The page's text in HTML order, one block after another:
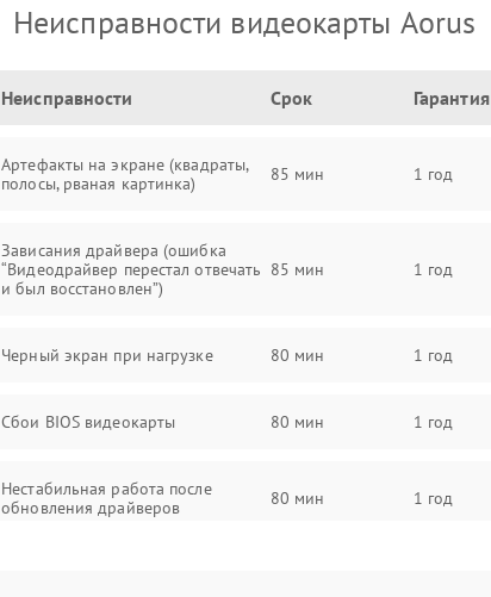
Неисправности видеокарты Aorus
Неисправности Срок Гарантия
Артефакты на экране (квадраты,
полосы, рваная картинка)
85 мин 1 год
Зависания драйвера (ошибка
“Видеодрайвер перестал отвечать
и был восстановлен”)
85 мин 1 год
Черный экран при нагрузке 80 мин 1 год
Сбои BIOS видеокарты 80 мин 1 год
Нестабильная работа после
обновления драйверов
80 мин 1 год